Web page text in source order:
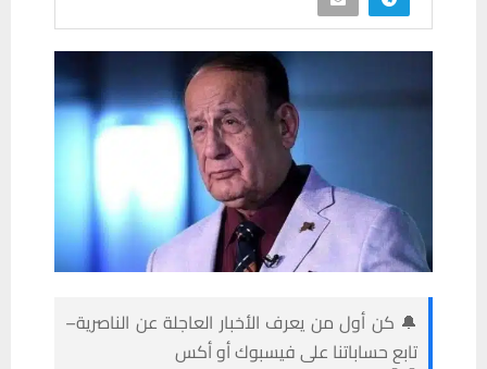
🔔 كن أول من يعرف الأخبار العاجلة عن الناصرية–
تابع حساباتنا على فيسبوك أو أكس